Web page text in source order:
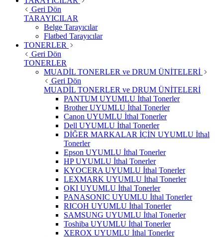
Geri Dön
TARAYICILAR
Belge Tarayıcılar
Flatbed Tarayıcılar
TONERLER
Geri Dön
TONERLER
MUADİL TONERLER ve DRUM ÜNİTELERİ
Geri Dön
MUADİL TONERLER ve DRUM ÜNİTELERİ
PANTUM UYUMLU İthal Tonerler
Brother UYUMLU İthal Tonerler
Canon UYUMLU İthal Tonerler
Dell UYUMLU İthal Tonerler
DİĞER MARKALAR İÇİN UYUMLU İthal
Tonerler
Epson UYUMLU İthal Tonerler
HP UYUMLU İthal Tonerler
KYOCERA UYUMLU İthal Tonerler
LEXMARK UYUMLU İthal Tonerler
OKI UYUMLU İthal Tonerler
PANASONIC UYUMLU İthal Tonerler
RICOH UYUMLU İthal Tonerler
SAMSUNG UYUMLU İthal Tonerler
Toshiba UYUMLU İthal Tonerler
XEROX UYUMLU İthal Tonerler